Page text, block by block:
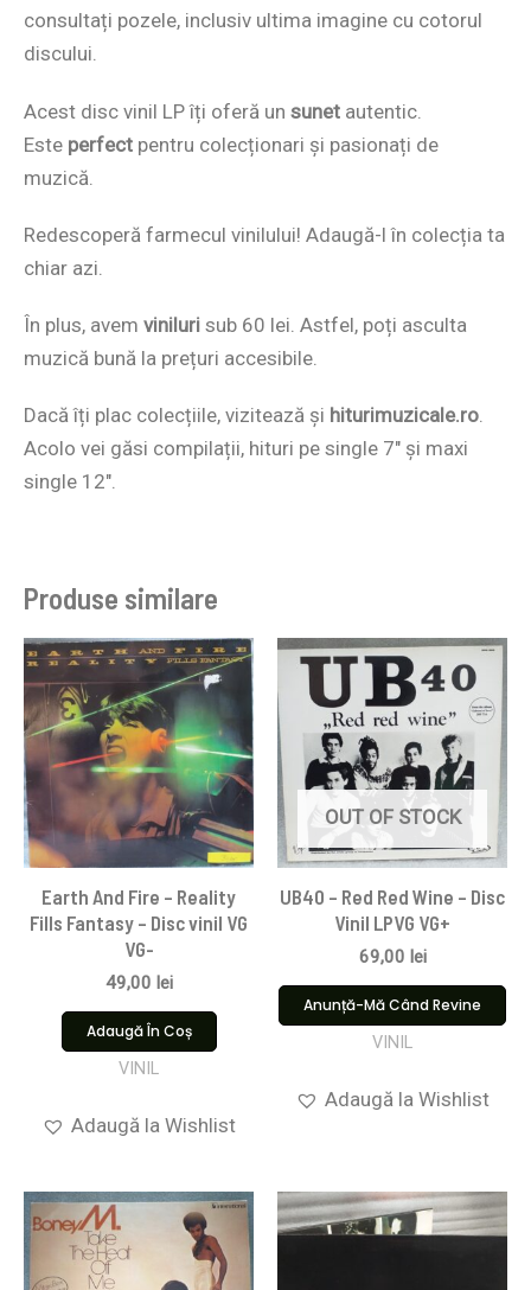
consultați pozele, inclusiv ultima imagine cu cotorul
discului.
Acest disc vinil LP îți oferă un sunet autentic.
Este perfect pentru colecționari și pasionați de
muzică.
Redescoperă farmecul vinilului! Adaugă-l în colecția ta
chiar azi.
În plus, avem viniluri sub 60 lei. Astfel, poți asculta
muzică bună la prețuri accesibile.
Dacă îți plac colecțiile, vizitează și hiturimuzicale.ro.
Acolo vei găsi compilații, hituri pe single 7″ și maxi
single 12″.
Produse similare
Earth And Fire – Reality
Fills Fantasy – Disc vinil VG
VG-
49,00 lei
Adaugă În Coș
VINIL
Adaugă la Wishlist
OUT OF STOCK
UB40 – Red Red Wine – Disc
Vinil LPVG VG+
69,00 lei
Anunță-Mă Când Revine
VINIL
Adaugă la Wishlist